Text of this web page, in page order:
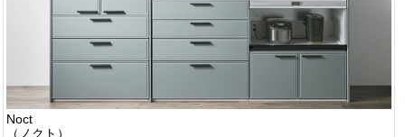
Noct
（ノクト）